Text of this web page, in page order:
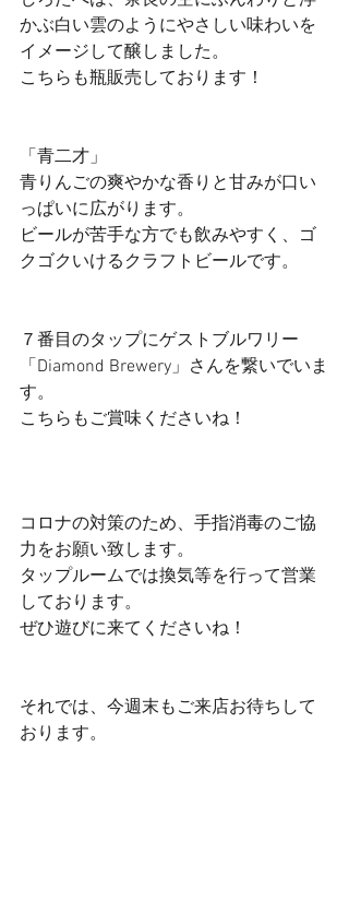
かぶ白い雲のようにやさしい味わいを
イメージして醸しました。
こちらも瓶販売しております！
「青二才」
青りんごの爽やかな香りと甘みが口い
っぱいに広がります。
ビールが苦手な方でも飲みやすく、ゴ
クゴクいけるクラフトビールです。
７番目のタップにゲストブルワリー
「Diamond Brewery」さんを繋いでいま
す。
こちらもご賞味くださいね！
コロナの対策のため、手指消毒のご協
力をお願い致します。
タップルームでは換気等を行って営業
しております。
ぜひ遊びに来てくださいね！
それでは、今週末もご来店お待ちして
おります。